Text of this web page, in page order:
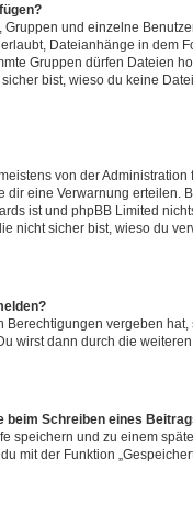
und einzelne
Dateianhänge in dem
Gruppen dürfen Dateien
bist, wieso du keine
von der
eine Verwarnung erteilen.
ist und phpBB Limited
nicht sicher bist, wieso du
vergeben
wirst dann durch die
beim Schreiben eines
speichern und zu einem
mit der Funktion